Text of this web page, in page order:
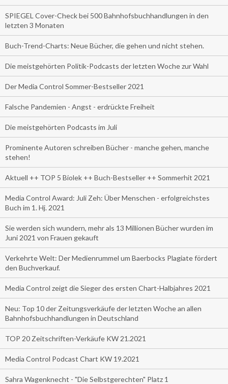
SPIEGEL Cover-Check bei 500 Bahnhofsbuchhandlungen in den
letzten 3 Monaten
Buch-Trend-Charts: Neue Bücher, die gehen und nicht stehen.
Die meistgehörten Politik-Podcasts der letzten Woche zur Wahl
Der Media Control Sommer-Bestseller 2021
Falsche Pandemien - Angst - erdrückte Freiheit
Die meistgehörten Podcasts im Juli
Prominente Autoren schreiben Bücher - manche gehen, manche
stehen!
Aktuell ++ TOP 5 Biolek ++ Buch-Bestseller ++ Sommerhit 2021
Media Control Award: Juli Zeh: Über Menschen - erfolgreichstes
Buch im 1. Hj. 2021
Sie werden sich wundern, mehr als 13 Millionen Bücher wurden im
Juni 2021 von Frauen gekauft
Verkehrte Welt: Der Medienrummel um Baerbocks Plagiate fördert
den Buchverkauf.
Media Control zeigt die Sieger des ersten Chart-Halbjahres 2021
Neu: Top 10 der Zeitungsverkäufe der letzten Woche an allen
Bahnhofsbuchhandlungen in Deutschland
TOP 20 Zeitschriften-Verkäufe KW 21.2021
Media Control Podcast Chart KW 19.2021
Sahra Wagenknecht - "Die Selbstgerechten" Platz 1